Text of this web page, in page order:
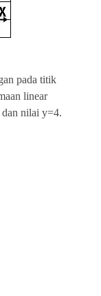
pada titik
linear
nilai y=4.